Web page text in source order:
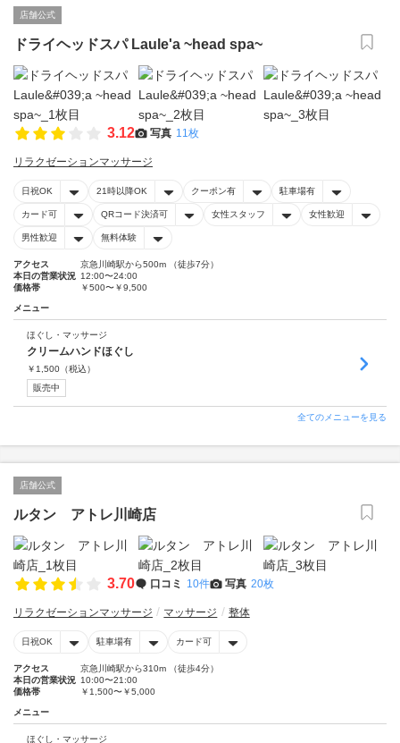
店舗公式
ドライヘッドスパ Laule'a ~head spa~
3.12 写真 11枚
リラクゼーションマッサージ
日祝OK 21時以降OK クーポン有 駐車場有
カード可 QRコード決済可 女性スタッフ 女性歓迎
男性歓迎 無料体験
アクセス
京急川崎駅から500m （徒歩7分）
本日の営業状況 12:00〜24:00
価格帯
￥500〜￥9,500
メニュー
ほぐし・マッサージ
クリームハンドほぐし
￥ 1,500 （税込）
販売中
全てのメニューを見る
店舗公式
ルタン アトレ川崎店
3.70 口コミ 10件 写真 20枚
リラクゼーションマッサージ マッサージ 整体
日祝OK 駐車場有 カード可
アクセス
京急川崎駅から310m （徒歩4分）
本日の営業状況 10:00〜21:00
価格帯
￥1,500〜￥5,000
メニュー
ほぐし・マッサージ